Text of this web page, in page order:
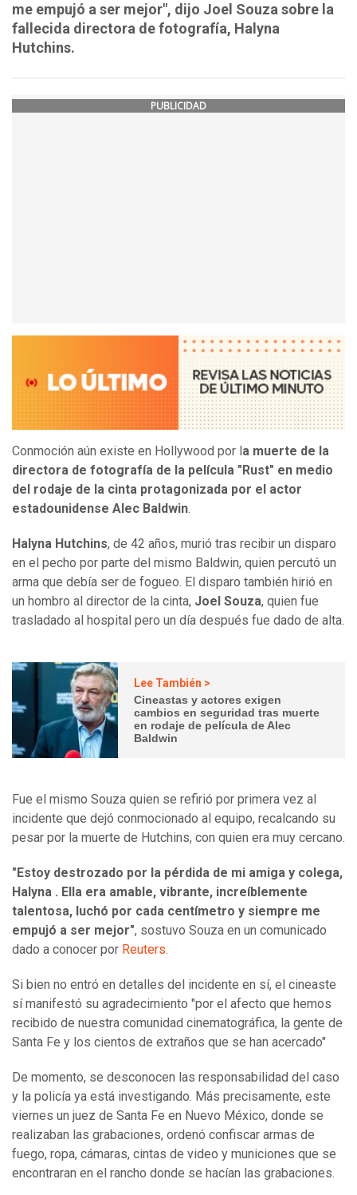
me empujó a ser mejor", dijo Joel Souza sobre la
fallecida directora de fotografía, Halyna
Hutchins.
PUBLICIDAD
Conmoción aún existe en Hollywood por l a muerte de la
directora de fotografía de la película "Rust" en medio
del rodaje de la cinta protagonizada por el actor
estadounidense Alec Baldwin.
Halyna Hutchins, de 42 años, murió tras recibir un disparo
en el pecho por parte del mismo Baldwin, quien percutó un
arma que debía ser de fogueo. El disparo también hirió en
un hombro al director de la cinta, Joel Souza, quien fue
trasladado al hospital pero un día después fue dado de alta.
Lee También >
Cineastas y actores exigen
cambios en seguridad tras muerte
en rodaje de película de Alec
Baldwin
Fue el mismo Souza quien se refirió por primera vez al
incidente que dejó conmocionado al equipo, recalcando su
pesar por la muerte de Hutchins, con quien era muy cercano.
"Estoy destrozado por la pérdida de mi amiga y colega,
Halyna . Ella era amable, vibrante, increíblemente
talentosa, luchó por cada centímetro y siempre me
empujó a ser mejor", sostuvo Souza en un comunicado
dado a conocer por Reuters.
Si bien no entró en detalles del incidente en sí, el cineaste
sí manifestó su agradecimiento "por el afecto que hemos
recibido de nuestra comunidad cinematográfica, la gente de
Santa Fe y los cientos de extraños que se han acercado"
De momento, se desconocen las responsabilidad del caso
y la policía ya está investigando. Más precisamente, este
viernes un juez de Santa Fe en Nuevo México, donde se
realizaban las grabaciones, ordenó confiscar armas de
fuego, ropa, cámaras, cintas de video y municiones que se
encontraran en el rancho donde se hacían las grabaciones.